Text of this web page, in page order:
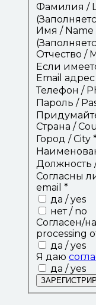
Фамилия /
Имя / Name
Отчество /
Если
Email адрес
Телефон /
Пароль /
Страна /
Город / City
Должность
Согласны
email *
да / yes
нет / no
Согласен/
processing
да / yes
Я даю
да / yes